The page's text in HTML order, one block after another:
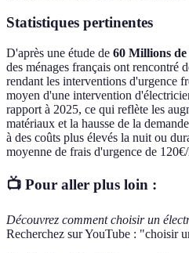
Statistiques pertinentes
D'après une étude de 60 Millions
des ménages français ont rencontré
rendant les interventions d'urgence
moyen d'une intervention
rapport à 2025, ce qui reflète les
matériaux et la hausse de la
à des coûts plus élevés la nuit ou
moyenne de frais d'urgence de
📺 Pour aller plus loin :
Découvrez comment choisir un
Recherchez sur YouTube : "choisir